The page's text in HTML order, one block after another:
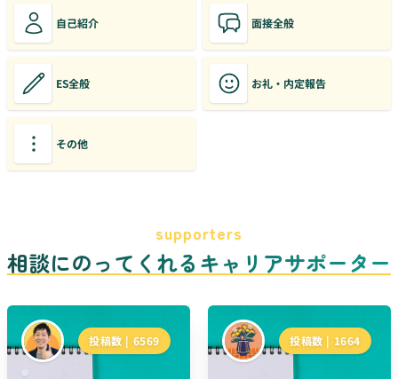
自己紹介 面接全般
ES全般 お礼・内定報告
その他
supporters
相談にのってくれるキャリアサポーター
投稿数 | 6569 投稿数 | 1664